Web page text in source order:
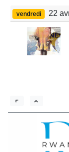
vendredi 22